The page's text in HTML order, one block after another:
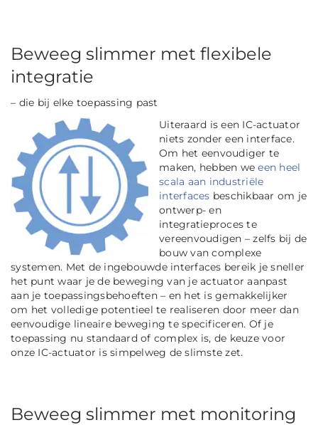
Beweeg slimmer met flexibele
integratie
– die bij elke toepassing past
Uiteraard is een IC-actuator
niets zonder een interface.
Om het eenvoudiger te
maken, hebben weeen heel
scala aan industriële
interfaces beschikbaar om je
ontwerp- en
integratieproces te
vereenvoudigen – zelfs bij de
bouw van complexe
systemen. Met de ingebouwde interfaces bereik je sneller
het punt waar je de beweging van je actuator aanpast
aan je toepassingsbehoeften – en het is gemakkelijker
om het volledige potentieel te realiseren door meer dan
eenvoudige lineaire beweging te specificeren. Of je
toepassing nu standaard of complex is, de keuze voor
onze IC-actuator is simpelweg de slimste zet.
Beweeg slimmer met monitoring